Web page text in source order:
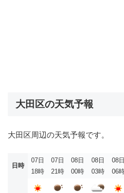
大田区の天気予報
大田区周辺の天気予報です。
日時
07日
18時
07日
21時
08日
00時
08日
03時
08日
06